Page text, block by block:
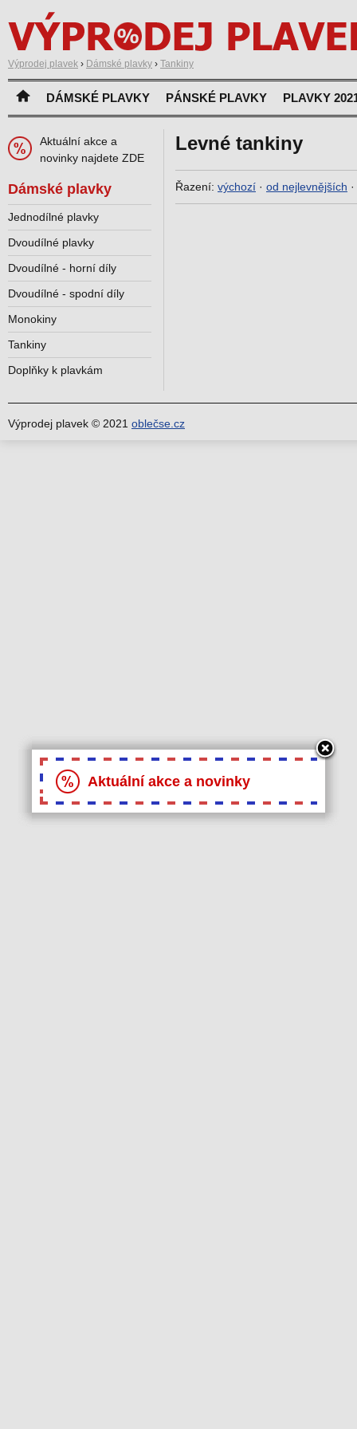
Výprodej plavek › Dámské plavky › Tankiny
DÁMSKÉ PLAVKY PÁNSKÉ PLAVKY PLAVKY
Levné tankiny
Řazení: výchozí · od nejlevnějších ·
Aktuální akce a
novinky najdete ZDE
Dámské plavky
Jednodílné plavky
Dvoudílné plavky
Dvoudílné - horní díly
Dvoudílné - spodní díly
Monokiny
Tankiny
Doplňky k plavkám
Výprodej plavek © 2021 oblečse.cz
Aktuální akce a novinky